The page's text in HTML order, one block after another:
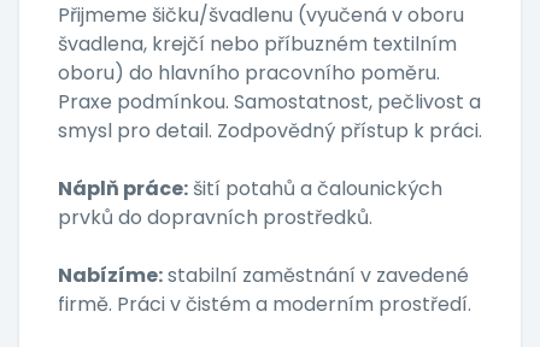
Přijmeme šičku/švadlenu (vyučená v oboru
švadlena, krejčí nebo příbuzném textilním
oboru) do hlavního pracovního poměru.
Praxe podmínkou. Samostatnost, pečlivost a
smysl pro detail. Zodpovědný přístup k práci.
Náplň práce: šití potahů a čalounických
prvků do dopravních prostředků.
Nabízíme:stabilní zaměstnání v zavedené
firmě. Práci v čistém a moderním prostředí.